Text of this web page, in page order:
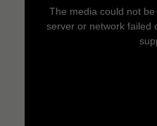
The media could not
server or network failed